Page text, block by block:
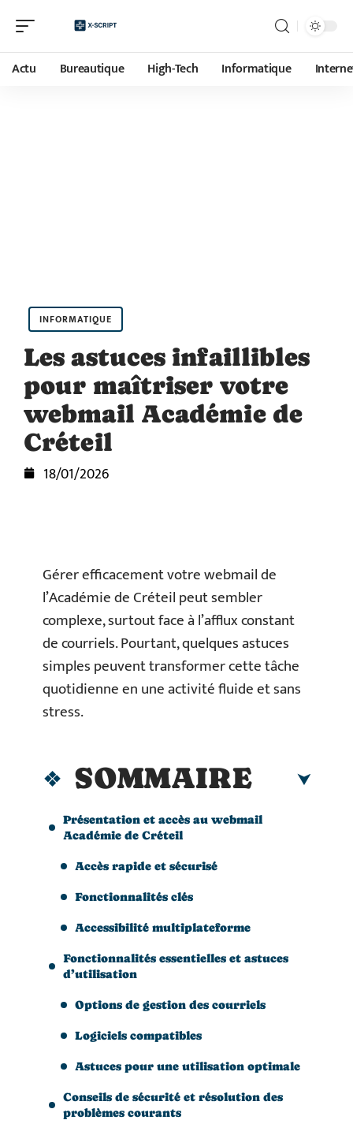
Actu Bureautique High-Tech Informatique
INFORMATIQUE
Les astuces infaillibles
pour maîtriser votre
webmail Académie de
Créteil
18/01/2026
Gérer efficacement votre webmail de
l’Académie de Créteil peut sembler
complexe, surtout face à l’afflux constant
de courriels. Pourtant, quelques astuces
simples peuvent transformer cette tâche
quotidienne en une activité fluide et sans
stress.
SOMMAIRE
Présentation et accès au webmail
Académie de Créteil
Accès rapide et sécurisé
Fonctionnalités clés
Accessibilité multiplateforme
Fonctionnalités essentielles et astuces
d’utilisation
Options de gestion des courriels
Logiciels compatibles
Astuces pour une utilisation optimale
Conseils de sécurité et résolution des
problèmes courants